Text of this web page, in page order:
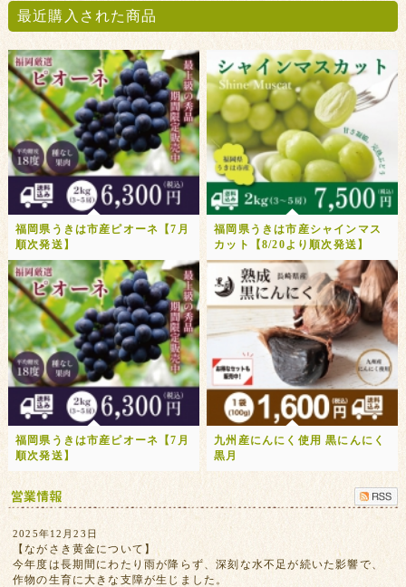
最近購入された商品
福岡県うきは市産ピオーネ【7月
順次発送】
福岡県うきは市産シャインマス
カット【8/20より順次発送】
福岡県うきは市産ピオーネ【7月
順次発送】
九州産にんにく使用 黒にんにく
黒月
2025年12月23日
【ながさき黄金について】
今年度は長期間にわたり雨が降らず、深刻な水不足が続いた影響で、
作物の生育に大きな支障が生じました。